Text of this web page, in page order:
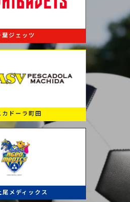
葉ジェッツ
カドーラ町田
尾メディックス